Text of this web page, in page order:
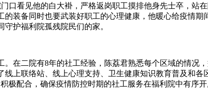
看见他的白大褂，严格返岗职工摸排他身先士卒，站
装备同时也要武装好职工的心理健康，他暖心给疫情
护福利院孤残院民们的家。
在二院有8年的社工经验，陈荔君熟悉每个区域的情况
上联络站、线上心理支持、卫生健康知识教育普及和各
极配合，确保疫情防控时期的社工服务在福利院中有序开